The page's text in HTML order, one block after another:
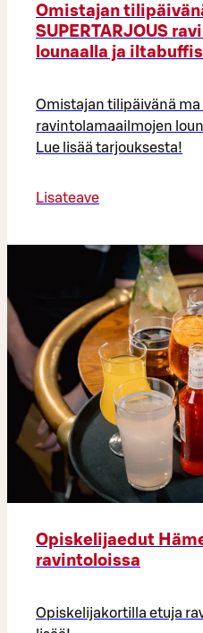
Omistajan
SUPERTARJOUS
lounaalla ja
Omistajan tilipäivänä
ravintolamaailmojen
Lue lisää tarjouksesta!
Lisateave
Opiskelijaedut
ravintoloissa
Opiskelijakortilla etuja